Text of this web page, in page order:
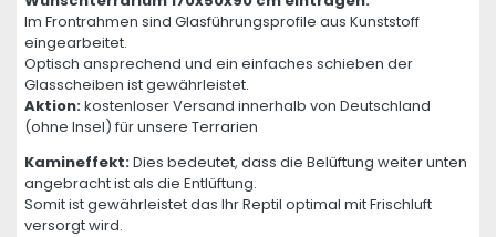
Im Frontrahmen sind Glasführungsprofile aus Kunststoff
eingearbeitet.
Optisch ansprechend und ein einfaches schieben der
Glasscheiben ist gewährleistet.
Aktion:kostenloser Versand innerhalb von Deutschland
(ohne Insel) für unsere Terrarien
Kamineffekt:Dies bedeutet, dass die Belüftung weiter unten
angebracht ist als die Entlüftung.
Somit ist gewährleistet das Ihr Reptil optimal mit Frischluft
versorgt wird.